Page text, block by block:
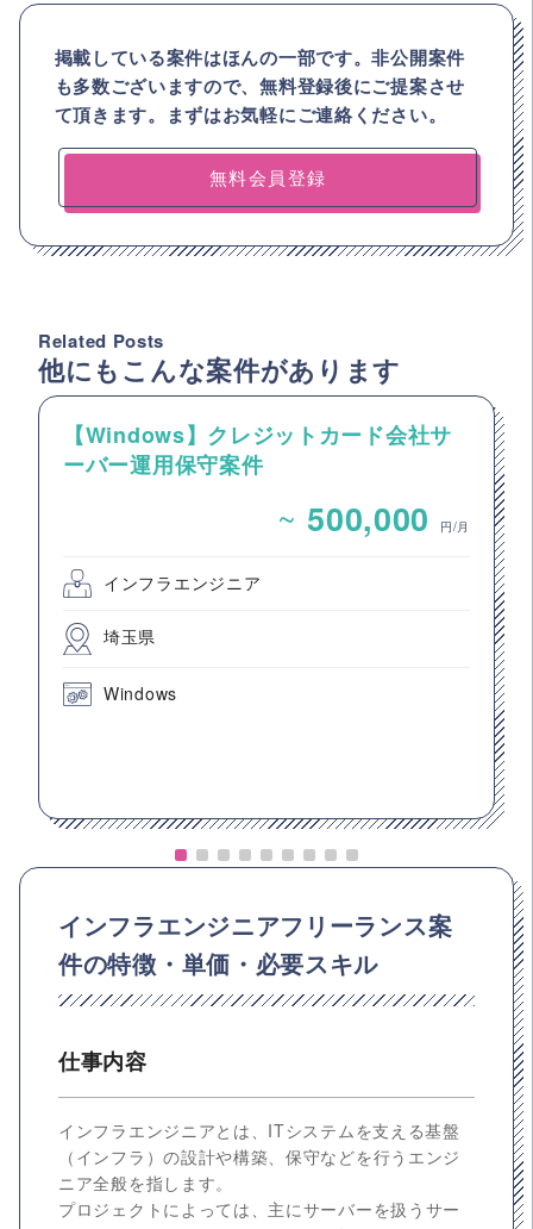
掲載している案件はほんの一部です。非公開案件
も多数ございますので、無料登録後にご提案させ
て頂きます。まずはお気軽にご連絡ください。
無料会員登録
Related Posts
他にもこんな案件があります
【Windows】クレジットカード会社サ
ーバー運用保守案件
~ 500,000 円/月
インフラエンジニア
埼玉県
Windows
インフラエンジニアフリーランス案
件の特徴・単価・必要スキル
仕事内容
インフラエンジニアとは、ITシステムを支える基盤
（インフラ）の設計や構築、保守などを行うエンジ
ニア全般を指します。
プロジェクトによっては、主にサーバーを扱うサー